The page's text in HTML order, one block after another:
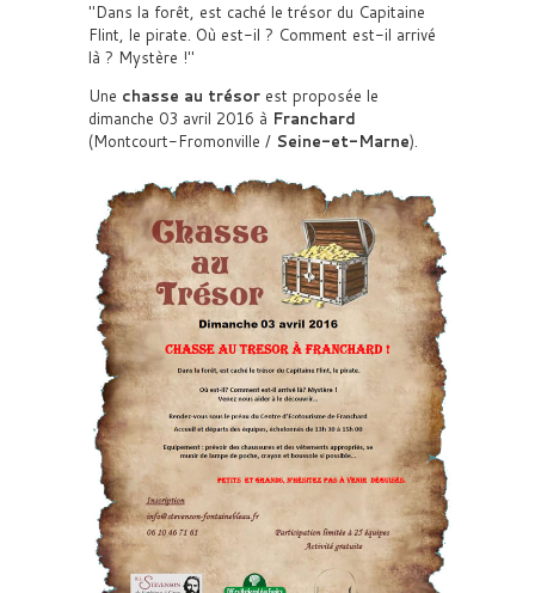
Dans la forêt, est caché le trésor du Capitaine
Flint, le pirate. Où est-il ? Comment est-il arrivé
là ? Mystère !
Une chasse au trésor est proposée le
dimanche 03 avril 2016 à Franchard
(Montcourt-Fromonville / Seine-et-Marne).